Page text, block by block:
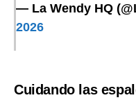
— La Wendy HQ
2026
Cuidando las